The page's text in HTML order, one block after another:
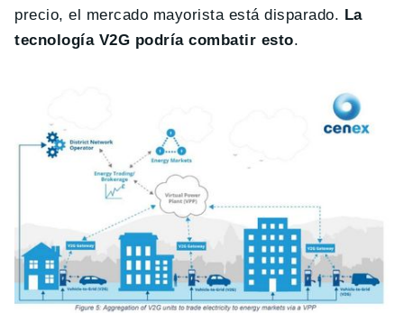
precio, el mercado mayorista está disparado. La
tecnología V2G podría combatir esto.